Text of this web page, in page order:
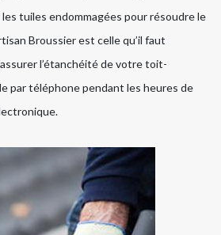
tuiles endommagées pour résoudre le
Broussier est celle qu’il faut
l’étanchéité de votre toit-
par téléphone pendant les heures de